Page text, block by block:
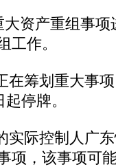
资产重组事项
工作。
筹划重大事项
停牌。
际控制人广东
项，该事项可